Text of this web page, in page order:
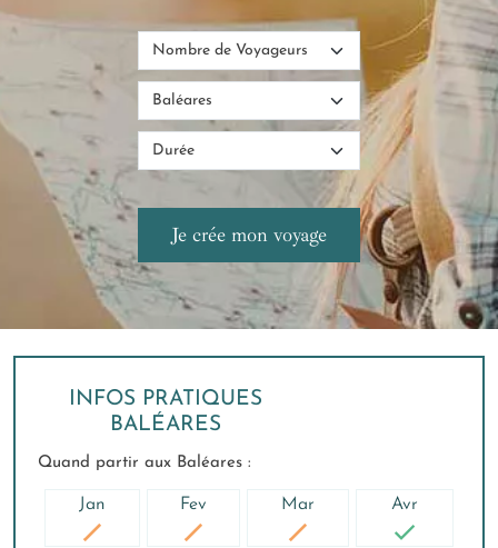
INFOS PRATIQUES
BALÉARES
Quand partir aux Baléares :
Jan Fev Mar Avr